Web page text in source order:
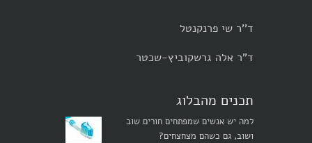
ד''ר שי פרנקנטל
ד"ר אלה גרשקוביץ-שכטר
תכנים מהבלוג
למה יש אנשים שמפתחים חורים שוב
ושוב, גם כשהם מצחצחים?